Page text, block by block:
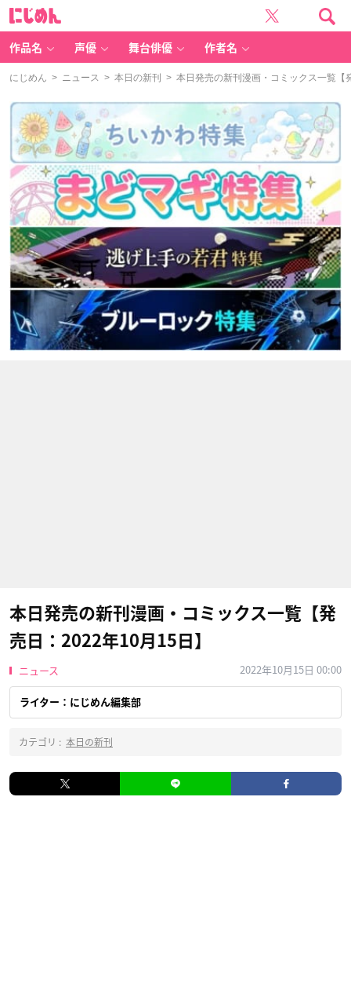
作品名 声優 舞台俳優 作者名
にじめん > ニュース > 本日の新刊 > 本日発売の新刊漫画・コミックス一覧【
本日発売の新刊漫画・コミックス一覧【発
売日：2022年10月15日】
ニュース 2022年10月15日 00:00
ライター：にじめん編集部
カテゴリ : 本日の新刊